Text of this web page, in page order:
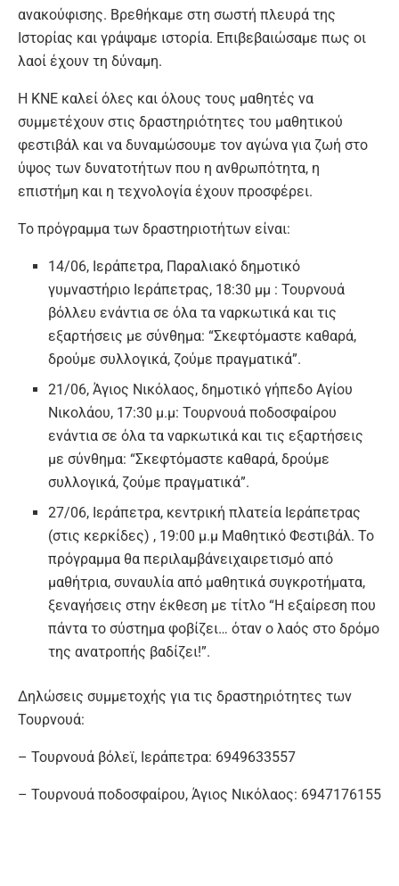
ανακούφισης. Βρεθήκαμε στη σωστή πλευρά της
Ιστορίας και γράψαμε ιστορία. Επιβεβαιώσαμε πως οι
λαοί έχουν τη δύναμη.
Η ΚΝΕ καλεί όλες και όλους τους μαθητές να
συμμετέχουν στις δραστηριότητες του μαθητικού
φεστιβάλ και να δυναμώσουμε τον αγώνα για ζωή στο
ύψος των δυνατοτήτων που η ανθρωπότητα, η
επιστήμη και η τεχνολογία έχουν προσφέρει.
Το πρόγραμμα των δραστηριοτήτων είναι:
14/06, Ιεράπετρα, Παραλιακό δημοτικό
γυμναστήριο Ιεράπετρας, 18:30 μμ : Τουρνουά
βόλλευ ενάντια σε όλα τα ναρκωτικά και τις
εξαρτήσεις με σύνθημα: “Σκεφτόμαστε καθαρά,
δρούμε συλλογικά, ζούμε πραγματικά”.
21/06, Άγιος Νικόλαος, δημοτικό γήπεδο Αγίου
Νικολάου, 17:30 μ.μ: Τουρνουά ποδοσφαίρου
ενάντια σε όλα τα ναρκωτικά και τις εξαρτήσεις
με σύνθημα: “Σκεφτόμαστε καθαρά, δρούμε
συλλογικά, ζούμε πραγματικά”.
27/06, Ιεράπετρα, κεντρική πλατεία Ιεράπετρας
(στις κερκίδες) , 19:00 μ.μ Μαθητικό Φεστιβάλ. Το
πρόγραμμα θα περιλαμβάνειχαιρετισμό από
μαθήτρια, συναυλία από μαθητικά συγκροτήματα,
ξεναγήσεις στην έκθεση με τίτλο “Η εξαίρεση που
πάντα το σύστημα φοβίζει… όταν ο λαός στο δρόμο
της ανατροπής βαδίζει!”.
Δηλώσεις συμμετοχής για τις δραστηριότητες των
Τουρνουά:
– Τουρνουά βόλεϊ, Ιεράπετρα: 6949633557
– Τουρνουά ποδοσφαίρου, Άγιος Νικόλαος: 6947176155